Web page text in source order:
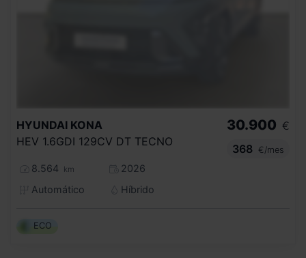
HYUNDAI KONA
HEV 1.6GDI 129CV DT TECNO
8.564 km
2026
Automático
Híbrido
30.900 €
368
€/mes
ECO